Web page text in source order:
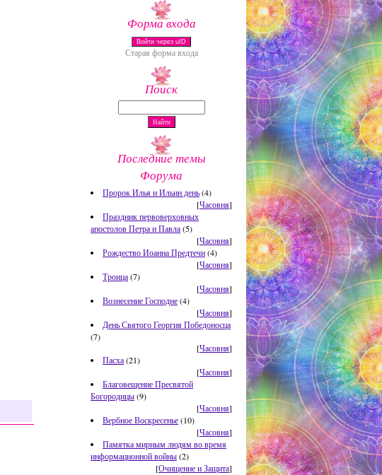
Форма входа
Войти через uID
Старая форма входа
Поиск
Последние темы
Форума
Пророк Илья и Ильин день(4)
[Часовня]
Праздник первоверховных
апостолов Петра и Павла(5)
[Часовня]
Рождество Иоанна Предтечи(4)
[Часовня]
Троица(7)
[Часовня]
Вознесение Господне(4)
[Часовня]
День Святого Георгия Победоносца
(7)
[Часовня]
Пасха(21)
[Часовня]
Благовещение Пресвятой
Богородицы(9)
[Часовня]
Вербное Воскресенье(10)
[Часовня]
Памятка мирным людям во время
информационной войны(2)
[Очищение и Защита]